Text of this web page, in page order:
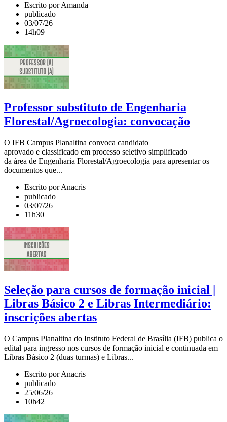
Escrito por Amanda
publicado
03/07/26
14h09
Professor substituto de Engenharia
Florestal/Agroecologia: convocação
O IFB Campus Planaltina convoca candidato
aprovado e classificado em processo seletivo simplificado
da área de Engenharia Florestal/Agroecologia para apresentar os
documentos que...
Escrito por Anacris
publicado
03/07/26
11h30
Seleção para cursos de formação inicial |
Libras Básico 2 e Libras Intermediário:
inscrições abertas
O Campus Planaltina do Instituto Federal de Brasília (IFB) publica o
edital para ingresso nos cursos de formação inicial e continuada em
Libras Básico 2 (duas turmas) e Libras...
Escrito por Anacris
publicado
25/06/26
10h42